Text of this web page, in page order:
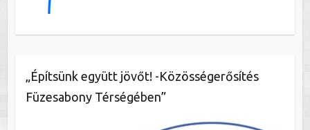
„Építsünk együtt jövőt! -Közösségerősítés
Füzesabony Térségében”